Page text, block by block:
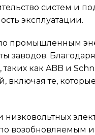
систем и
эксплуатации.
промышленным
заводов.
как ABB и
включая те,
возобновляемым